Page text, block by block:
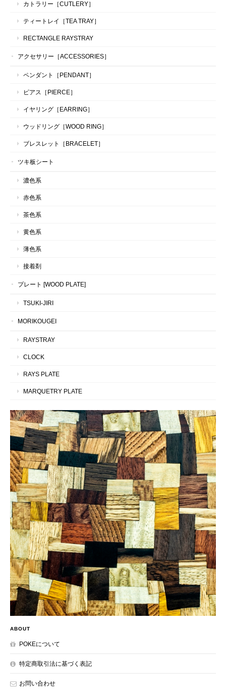
カトラリー［CUTLERY］
ティートレイ［TEA TRAY］
RECTANGLE RAYSTRAY
アクセサリー［ACCESSORIES］
ペンダント［PENDANT］
ピアス［PIERCE］
イヤリング［EARRING］
ウッドリング［WOOD RING］
ブレスレット［BRACELET］
ツキ板シート
濃色系
赤色系
茶色系
黄色系
薄色系
接着剤
プレート [WOOD PLATE]
TSUKI-JIRI
MORIKOUGEI
RAYSTRAY
CLOCK
RAYS PLATE
MARQUETRY PLATE
ABOUT
POKEについて
特定商取引法に基づく表記
お問い合わせ